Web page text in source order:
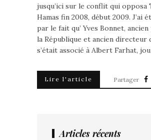
jusqu’ici sur le conflit qui opposa
Hamas fin 2008, début 2009. J’ai
par le fait qu’ Yves Bonnet,
la République et ancien directeur
s’était associé à Albert Farhat,
Lire l'article Partager
Articles récents